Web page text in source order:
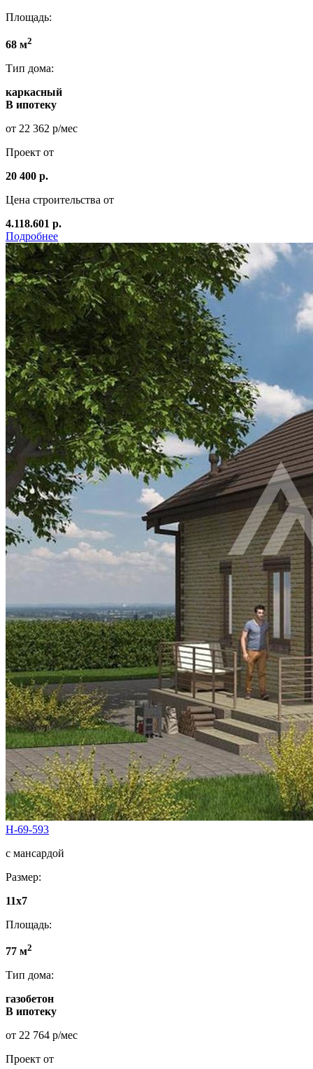
Площадь:
68 м2
Тип дома:
каркасный
В ипотеку
от 22 362 р/мес
Проект от
20 400 р.
Цена строительства от
4.118.601 р.
Подробнее
Н-69-593
с мансардой
Размер:
11х7
Площадь:
77 м2
Тип дома:
газобетон
В ипотеку
от 22 764 р/мес
Проект от